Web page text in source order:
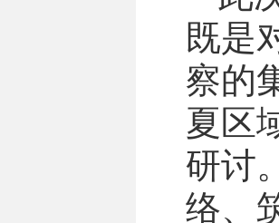
既是
察的
夏区
研讨
络、